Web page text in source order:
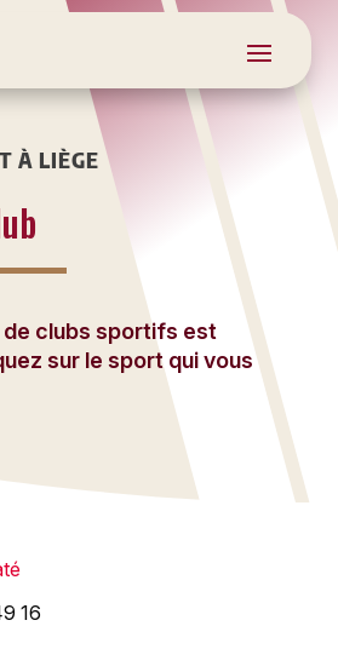
À LIÈGE
de clubs sportifs est
sur le sport qui vous
16